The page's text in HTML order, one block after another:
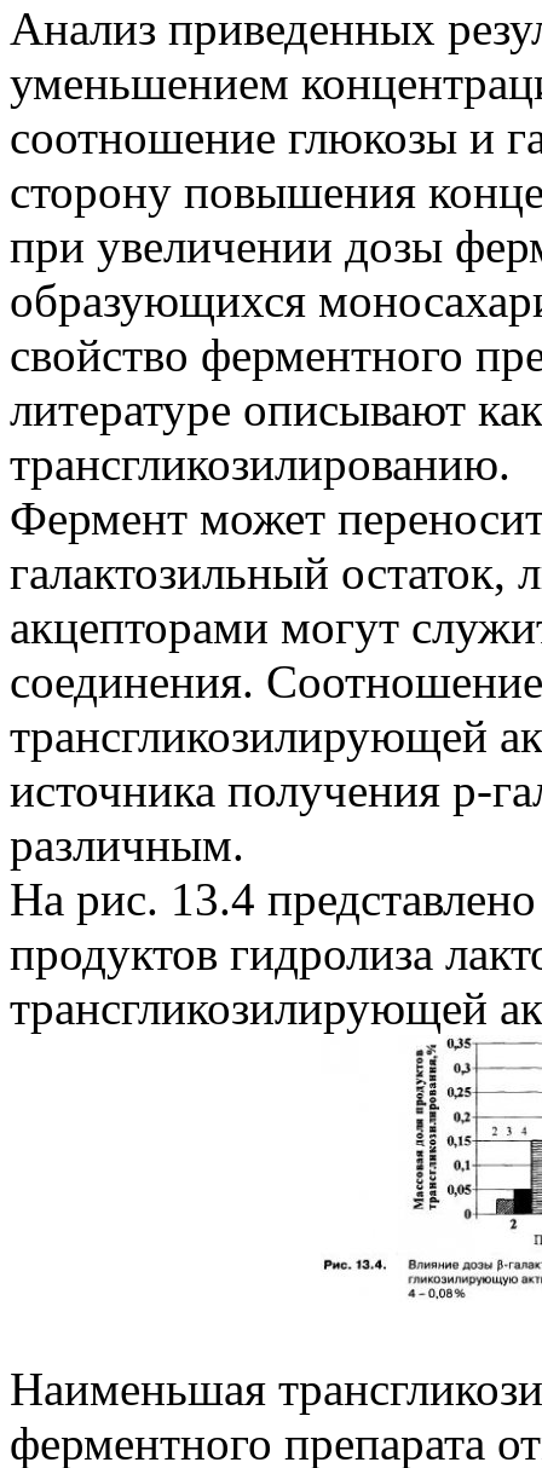
Анализ приведенных
уменьшением
соотношение глюкозы и
сторону повышения
при увеличении дозы
образующихся
свойство ферментного
литературе описывают
трансгликозилированию.
Фермент может
галактозильный
акцепторами могут
соединения.
трансгликозилирующей
источника получения р-
различным.
На рис. 13.4
продуктов гидролиза
трансгликозилирующей
Наименьшая
ферментного препарата